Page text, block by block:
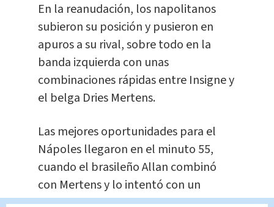
En la reanudación, los napolitanos
subieron su posición y pusieron en
apuros a su rival, sobre todo en la
banda izquierda con unas
combinaciones rápidas entre Insigne y
el belga Dries Mertens.
Las mejores oportunidades para el
Nápoles llegaron en el minuto 55,
cuando el brasileño Allan combinó
con Mertens y lo intentó con un
derechazo que fue rechazado por la